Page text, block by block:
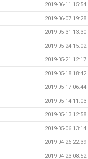
2019-06-11 15:54
2019-06-07 19:28
2019-05-31 13:30
2019-05-24 15:02
2019-05-21 12:17
2019-05-18 18:42
2019-05-17 06:44
2019-05-14 11:03
2019-05-13 12:58
2019-05-06 13:14
2019-04-26 22:39
2019-04-23 08:52